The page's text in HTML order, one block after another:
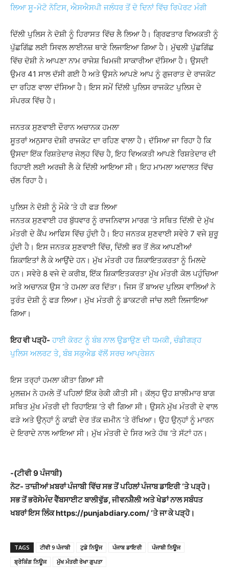
ਲਿਆ ਸੂ-ਮੋਟੋ ਨੋਟਿਸ, ਐਸਐਸਪੀ ਜਲੰਧਰ ਤੋਂ ਦੋ ਦਿਨਾਂ ਵਿੱਚ ਰਿਪੋਰਟ ਮੰਗੀ
ਦਿੱਲੀ ਪੁਲਿਸ ਨੇ ਦੋਸ਼ੀ ਨੂੰ ਹਿਰਾਸਤ ਵਿੱਚ ਲੈ ਲਿਆ ਹੈ। ਗ੍ਰਿਫਤਾਰ ਵਿਅਕਤੀ ਨੂੰ
ਪੁੱਛਗਿੱਛ ਲਈ ਸਿਵਲ ਲਾਈਨਜ਼ ਥਾਣੇ ਲਿਜਾਇਆ ਗਿਆ ਹੈ। ਮੁੱਢਲੀ ਪੁੱਛਗਿੱਛ
ਵਿੱਚ ਦੋਸ਼ੀ ਨੇ ਆਪਣਾ ਨਾਮ ਰਾਜੇਸ਼ ਖਿਮਜੀ ਸਾਕਾਰੀਆ ਦੱਸਿਆ ਹੈ। ਉਸਦੀ
ਉਮਰ 41 ਸਾਲ ਦੱਸੀ ਗਈ ਹੈ ਅਤੇ ਉਸਨੇ ਆਪਣੇ ਆਪ ਨੂੰ ਗੁਜਰਾਤ ਦੇ ਰਾਜਕੋਟ
ਦਾ ਰਹਿਣ ਵਾਲਾ ਦੱਸਿਆ ਹੈ। ਇਸ ਸਮੇਂ ਦਿੱਲੀ ਪੁਲਿਸ ਰਾਜਕੋਟ ਪੁਲਿਸ ਦੇ
ਸੰਪਰਕ ਵਿੱਚ ਹੈ।
ਜਨਤਕ ਸੁਣਵਾਈ ਦੌਰਾਨ ਅਚਾਨਕ ਹਮਲਾ
ਸੂਤਰਾਂ ਅਨੁਸਾਰ ਦੋਸ਼ੀ ਰਾਜਕੋਟ ਦਾ ਰਹਿਣ ਵਾਲਾ ਹੈ। ਦੱਸਿਆ ਜਾ ਰਿਹਾ ਹੈ ਕਿ
ਉਸਦਾ ਇੱਕ ਰਿਸ਼ਤੇਦਾਰ ਜੇਲ੍ਹ ਵਿੱਚ ਹੈ, ਇਹ ਵਿਅਕਤੀ ਆਪਣੇ ਰਿਸ਼ਤੇਦਾਰ ਦੀ
ਰਿਹਾਈ ਲਈ ਅਰਜ਼ੀ ਲੈ ਕੇ ਦਿੱਲੀ ਆਇਆ ਸੀ। ਇਹ ਮਾਮਲਾ ਅਦਾਲਤ ਵਿੱਚ
ਚੱਲ ਰਿਹਾ ਹੈ।
ਪੁਲਿਸ ਨੇ ਦੋਸ਼ੀ ਨੂੰ ਮੌਕੇ ‘ਤੇ ਹੀ ਫੜ ਲਿਆ
ਜਨਤਕ ਸੁਣਵਾਈ ਹਰ ਬੁੱਧਵਾਰ ਨੂੰ ਰਾਜਨਿਵਾਸ ਮਾਰਗ ‘ਤੇ ਸਥਿਤ ਦਿੱਲੀ ਦੇ ਮੁੱਖ
ਮੰਤਰੀ ਦੇ ਕੈਂਪ ਆਫਿਸ ਵਿੱਚ ਹੁੰਦੀ ਹੈ। ਇਹ ਜਨਤਕ ਸੁਣਵਾਈ ਸਵੇਰੇ 7 ਵਜੇ ਸ਼ੁਰੂ
ਹੁੰਦੀ ਹੈ। ਇਸ ਜਨਤਕ ਸੁਣਵਾਈ ਵਿੱਚ, ਦਿੱਲੀ ਭਰ ਤੋਂ ਲੋਕ ਆਪਣੀਆਂ
ਸ਼ਿਕਾਇਤਾਂ ਲੈ ਕੇ ਆਉਂਦੇ ਹਨ। ਮੁੱਖ ਮੰਤਰੀ ਹਰ ਸ਼ਿਕਾਇਤਕਰਤਾ ਨੂੰ ਮਿਲਦੇ
ਹਨ। ਸਵੇਰੇ 8 ਵਜੇ ਦੇ ਕਰੀਬ, ਇੱਕ ਸ਼ਿਕਾਇਤਕਰਤਾ ਮੁੱਖ ਮੰਤਰੀ ਕੋਲ ਪਹੁੰਚਿਆ
ਅਤੇ ਅਚਾਨਕ ਉਸ ‘ਤੇ ਹਮਲਾ ਕਰ ਦਿੱਤਾ। ਜਿਸ ਤੋਂ ਬਾਅਦ ਪੁਲਿਸ ਵਾਲਿਆਂ ਨੇ
ਤੁਰੰਤ ਦੋਸ਼ੀ ਨੂੰ ਫੜ ਲਿਆ। ਮੁੱਖ ਮੰਤਰੀ ਨੂੰ ਡਾਕਟਰੀ ਜਾਂਚ ਲਈ ਲਿਜਾਇਆ
ਗਿਆ।
ਇਹ ਵੀ ਪੜ੍ਹੋ- ਹਾਈ ਕੋਰਟ ਨੂੰ ਬੰਬ ਨਾਲ ਉਡਾਉਣ ਦੀ ਧਮਕੀ, ਚੰਡੀਗੜ੍ਹ
ਪੁਲਿਸ ਅਲਰਟ ਤੇ, ਬੰਬ ਸਕੁਐਡ ਵੱਲੋਂ ਸਰਚ ਆਪ੍ਰੇਸ਼ਨ
ਇਸ ਤਰ੍ਹਾਂ ਹਮਲਾ ਕੀਤਾ ਗਿਆ ਸੀ
ਮੁਲਜ਼ਮ ਨੇ ਹਮਲੇ ਤੋਂ ਪਹਿਲਾਂ ਇੱਕ ਰੇਕੀ ਕੀਤੀ ਸੀ। ਕੱਲ੍ਹ ਉਹ ਸ਼ਾਲੀਮਾਰ ਬਾਗ
ਸਥਿਤ ਮੁੱਖ ਮੰਤਰੀ ਦੀ ਰਿਹਾਇਸ਼ ‘ਤੇ ਵੀ ਗਿਆ ਸੀ। ਉਸਨੇ ਮੁੱਖ ਮੰਤਰੀ ਦੇ ਵਾਲ
ਫੜੇ ਅਤੇ ਉਨ੍ਹਾਂ ਨੂੰ ਕਾਫ਼ੀ ਦੇਰ ਤੱਕ ਜ਼ਮੀਨ ‘ਤੇ ਰੱਖਿਆ। ਉਹ ਉਨ੍ਹਾਂ ਨੂੰ ਮਾਰਨ
ਦੇ ਇਰਾਦੇ ਨਾਲ ਆਇਆ ਸੀ। ਮੁੱਖ ਮੰਤਰੀ ਦੇ ਸਿਰ ਅਤੇ ਹੱਥ ‘ਤੇ ਸੱਟਾਂ ਹਨ।
-(ਟੀਵੀ 9 ਪੰਜਾਬੀ)
ਨੋਟ- ਤਾਜ਼ੀਆਂ ਖ਼ਬਰਾਂ ਪੰਜਾਬੀ ਵਿੱਚ ਸਭ ਤੋਂ ਪਹਿਲਾਂ ਪੰਜਾਬ ਡਾਇਰੀ ‘ਤੇ ਪੜ੍ਹੋ।
ਸਭ ਤੋਂ ਭਰੋਸੇਮੰਦ ਵੈੱਬਸਾਈਟ ਬਾਲੀਵੁੱਡ, ਜੀਵਨਸ਼ੈਲੀ ਅਤੇ ਖੇਡਾਂ ਨਾਲ ਸਬੰਧਤ
ਖਬਰਾਂ ਇਸ ਲਿੰਕ https://punjabdiary.com/ ‘ਤੇ ਜਾ ਕੇ ਪੜ੍ਹੋ।
TAGS ਟੀਵੀ 9 ਪੰਜਾਬੀ ਟੁਡੇ ਨਿਊਜ ਪੰਜਾਬ ਡਾਇਰੀ
ਪੰਜਾਬੀ ਨਿਊਜ
ਬ੍ਰੇਕਿੰਗ ਨਿਊਜ
ਮੁੱਖ ਮੰਤਰੀ ਰੇਖਾ ਗੁਪਤਾ